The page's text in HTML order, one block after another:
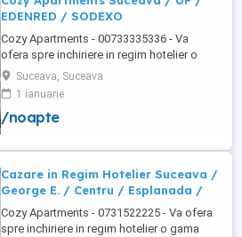
EDENRED / SODEXO
Cozy Apartments - 00733335336 - Va
ofera spre inchiriere in regim hotelier o
gama variata de apartamente si
garsoniere situate in puncte cheie ale
orasului Suceava: Bulevardul George
Enescu. Kaufland George Enescu In
McDonald's. Zamca Bulevardul 1 Mai
Suceava, Suceava
1 ianuarie
/noapte
Cazare in Regim Hotelier Suceava /
George E. / Centru / Esplanada /
Cozy Apartments - 0731522225 - Va ofera
spre inchiriere in regim hotelier o gama